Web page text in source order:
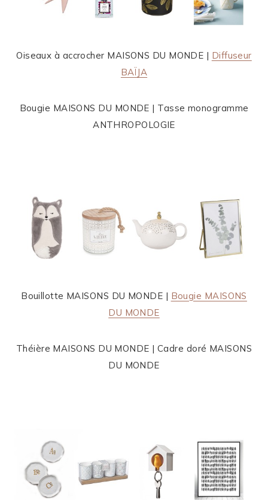
Oiseaux à accrocher MAISONS DU MONDE | Diffuseur
BAÏJA
Bougie MAISONS DU MONDE | Tasse monogramme
ANTHROPOLOGIE
Bouillotte MAISONS DU MONDE | Bougie MAISONS
DU MONDE
Théière MAISONS DU MONDE | Cadre doré MAISONS
DU MONDE